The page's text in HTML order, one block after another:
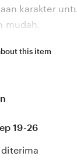
karakter
mudah.
adalah
saing
this item
19-26